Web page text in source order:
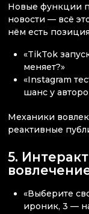
Новые функции
новости — всё
нём есть
«TikTok
меняет?»
«Instagram
шанс у
Механики
реактивные
5.
«Выберите
ироник, 3 —